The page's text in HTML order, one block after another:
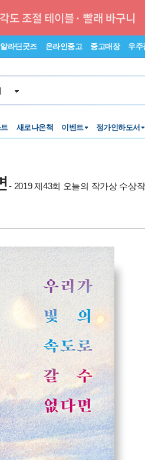
알라딘굿즈 온라인중고 중고매장 우주
새로나온책 이벤트 정가인하도서
- 2019 제43회 오늘의 작가상 수상작